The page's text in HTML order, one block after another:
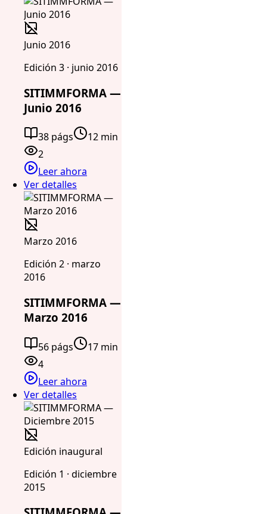
Junio 2016
Edición 3 · junio 2016
SITIMMFORMA —
Junio 2016
38 págs
12 min
2
Leer ahora
Ver detalles
Marzo 2016
Edición 2 · marzo
2016
SITIMMFORMA —
Marzo 2016
56 págs
17 min
4
Leer ahora
Ver detalles
Edición inaugural
Edición 1 · diciembre
2015